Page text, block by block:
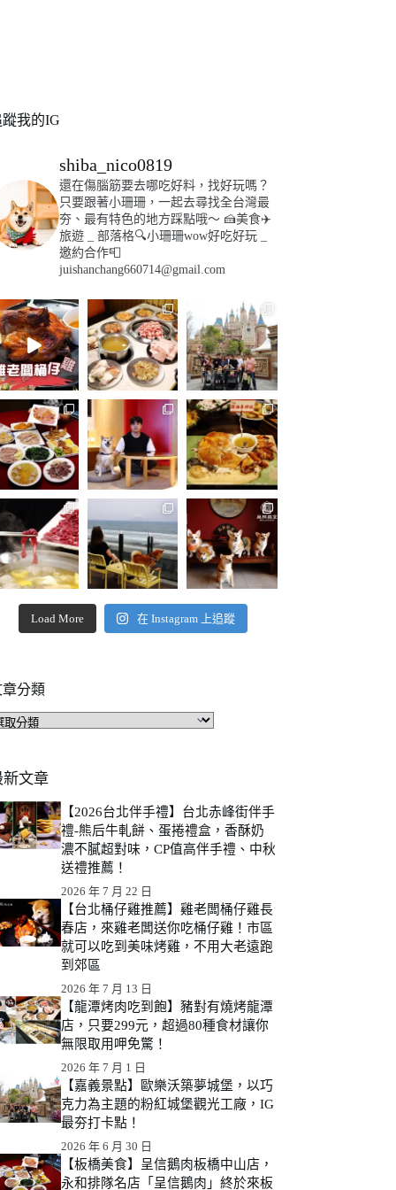
蹤我的IG
shiba_nico0819
還在傷腦筋要去哪吃好料，找好玩嗎？
只要跟著小珊珊，一起去尋找全台灣最
夯、最有特色的地方踩點哦～ 🍰美食✈️
旅遊
部落格🔍小珊珊wow好吃好玩
邀約合作📮
juishanchang660714@gmail.com
Load More 在 Instagram 上追蹤
分類
新文章
【2026台北伴手禮】台北赤峰街伴手
禮-熊后牛軋餅、蛋捲禮盒，香酥奶
濃不膩超對味，CP值高伴手禮、中秋
送禮推薦！
2026 年 7 月 22 日
【台北桶仔雞推薦】雞老闆桶仔雞長
春店，來雞老闆送你吃桶仔雞！市區
就可以吃到美味烤雞，不用大老遠跑
到郊區
2026 年 7 月 13 日
【龍潭烤肉吃到飽】豬對有燒烤龍潭
店，只要299元，超過80種食材讓你
無限取用呷免驚！
2026 年 7 月 1 日
【嘉義景點】歐樂沃築夢城堡，以巧
克力為主題的粉紅城堡觀光工廠，IG
最夯打卡點！
2026 年 6 月 30 日
【板橋美食】呈信鵝肉板橋中山店，
永和排隊名店「呈信鵝肉」終於來板